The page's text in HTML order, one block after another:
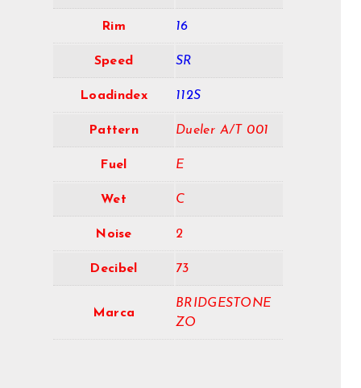
Rim 16
Speed SR
Loadindex 112S
Pattern Dueler A/T 001
Fuel E
Wet C
Noise 2
Decibel 73
Marca
BRIDGESTONE
ZO